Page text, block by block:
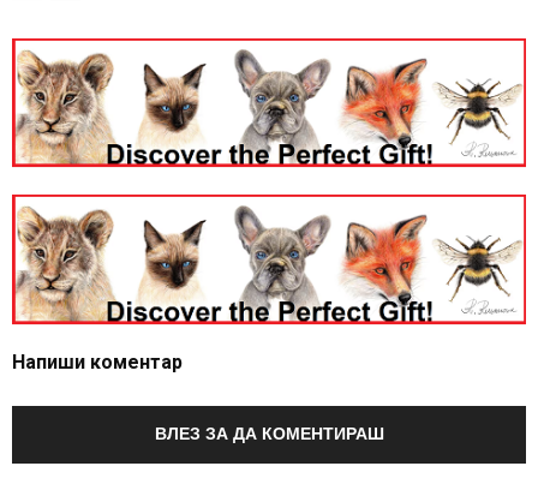
Напиши коментар
ВЛЕЗ ЗА ДА КОМЕНТИРАШ